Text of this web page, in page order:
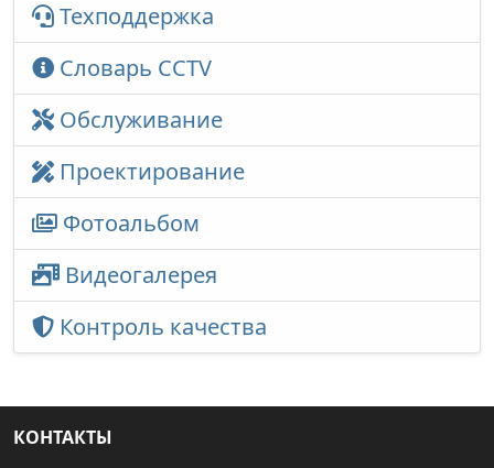
Техподдержка
Словарь CCTV
Обслуживание
Проектирование
Фотоальбом
Видеогалерея
Контроль качества
КОНТАКТЫ